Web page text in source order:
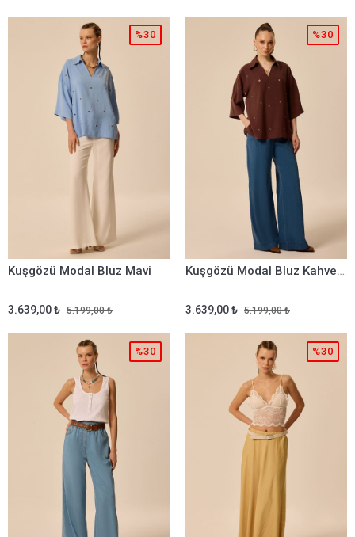
Kuşgözü Modal Bluz Mavi
3.639,00 ₺ 5.199,00 ₺
%30
Kuşgözü Modal Bluz Kahverengi
3.639,00 ₺ 5.199,00 ₺
%30
%30 %30